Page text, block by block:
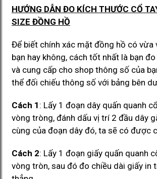
HƯỚNG DẪN ĐO KÍCH THƯỚC CỔ
SIZE ĐỒNG HỒ
Để biết chính xác mặt đồng hồ có vừa
bạn hay không, cách tốt nhất là bạn
và cung cấp cho shop thông số của
thể đối chiếu thông số với bảng bên
Cách 1 : Lấy 1 đoạn dây quấn quanh
vòng tròng, đánh dấu vị trí 2 đầu dây
cùng của đoạn dây đó, ta sẽ có được
Cách 2: Lấy 1 đoạn giấy quấn quanh
vòng tròn, sau đó đo chiều dài giấy in